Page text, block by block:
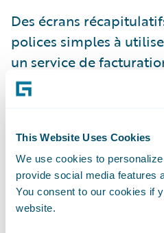
This Website Uses Cookies
We use cookies to
provide social media features
You consent to our cookies if
website.
Des écrans
polices simples à
un service de
aux assurés, et des «
permettent de garantir
Données et solutions
Guidewire Data and
compose de DataHub,